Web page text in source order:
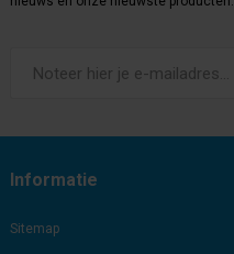
Informatie
Sitemap